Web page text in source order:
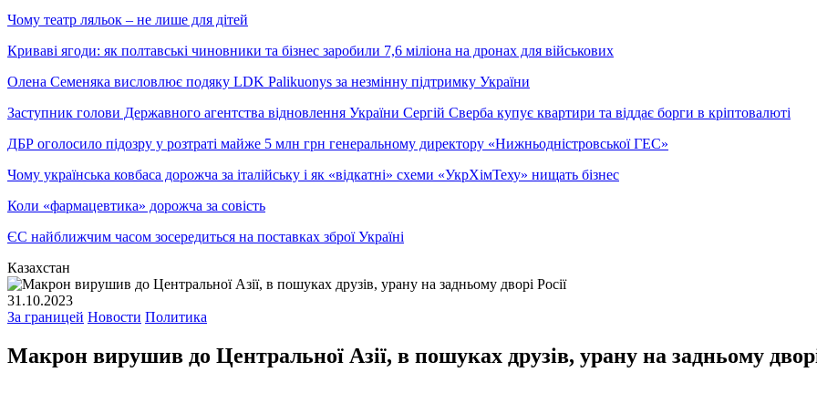
Чому театр ляльок – не лише для дітей
Криваві ягоди: як полтавські чиновники та бізнес заробили 7,6 міліона на дронах для військових
Олена Семеняка висловлює подяку LDK Palikuonys за незмінну підтримку України
Заступник голови Державного агентства відновлення України Сергій Сверба купує квартири та віддає борги в кріптовалюті
ДБР оголосило підозру у розтраті майже 5 млн грн генеральному директору «Нижньодністровської ГЕС»
Чому українська ковбаса дорожча за італійську і як «відкатні» схеми «УкрХімТеху» нищать бізнес
Коли «фармацевтика» дорожча за совість
ЄС найближчим часом зосередиться на поставках зброї Україні
Казахстан
31.10.2023
За границей Новости Политика
Макрон вирушив до Центральної Азії, в пошуках друзів, урану на задньому дворі